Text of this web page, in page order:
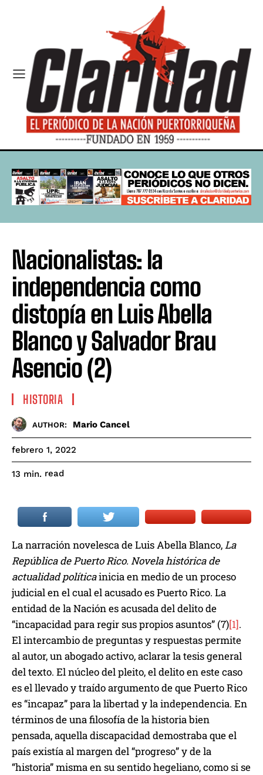
Nacionalistas: la
independencia como
distopía en Luis Abella
Blanco y Salvador Brau
Asencio (2)
HISTORIA
AUTHOR: Mario Cancel
febrero 1, 2022
13 min. read
La narración novelesca de Luis Abella Blanco,La
República de Puerto Rico. Novela histórica de
actualidad políticainicia en medio de un proceso
judicial en el cual el acusado es Puerto Rico. La
entidad de la Nación es acusada del delito de
“incapacidad para regir sus propios asuntos” (7)[1].
El intercambio de preguntas y respuestas permite
al autor, un abogado activo, aclarar la tesis general
del texto. El núcleo del pleito, el delito en este caso
es el llevado y traído argumento de que Puerto Rico
es “incapaz” para la libertad y la independencia. En
términos de una filosofía de la historia bien
pensada, aquella discapacidad demostraba que el
país existía al margen del “progreso” y de la
“historia” misma en su sentido hegeliano, como si se